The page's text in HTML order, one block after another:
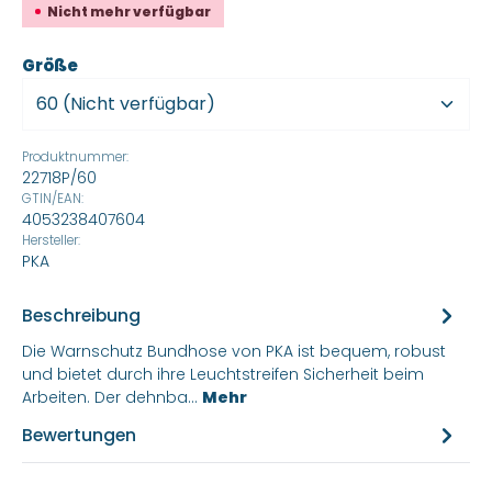
Nicht mehr verfügbar
Größeauswählen
Produktnummer:
22718P/60
GTIN/EAN:
4053238407604
Hersteller:
PKA
Beschreibung
Die Warnschutz Bundhose von PKA ist bequem, robust
und bietet durch ihre Leuchtstreifen Sicherheit beim
Arbeiten. Der dehnba… Mehr
Bewertungen